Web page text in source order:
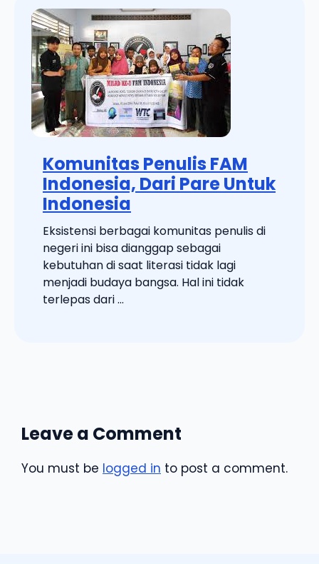
Komunitas Penulis FAM
Indonesia, Dari Pare Untuk
Indonesia
Eksistensi berbagai komunitas penulis di
negeri ini bisa dianggap sebagai
kebutuhan di saat literasi tidak lagi
menjadi budaya bangsa. Hal ini tidak
terlepas dari ...
Leave a Comment
You must be logged in to post a comment.